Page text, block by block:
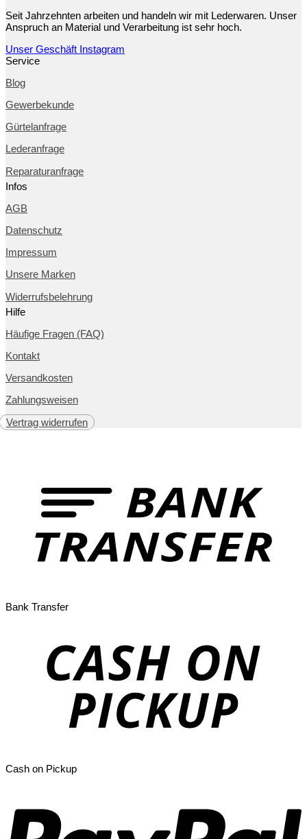
Seit Jahrzehnten arbeiten und handeln wir mit Lederwaren. Unser
Anspruch an Material und Verarbeitung ist sehr hoch.
Unser Geschäft Instagram
Service
Blog
Gewerbekunde
Gürtelanfrage
Lederanfrage
Reparaturanfrage
Infos
AGB
Datenschutz
Impressum
Unsere Marken
Widerrufsbelehrung
Hilfe
Häufige Fragen (FAQ)
Kontakt
Versandkosten
Zahlungsweisen
Vertrag widerrufen
Bank Transfer
Cash on Pickup